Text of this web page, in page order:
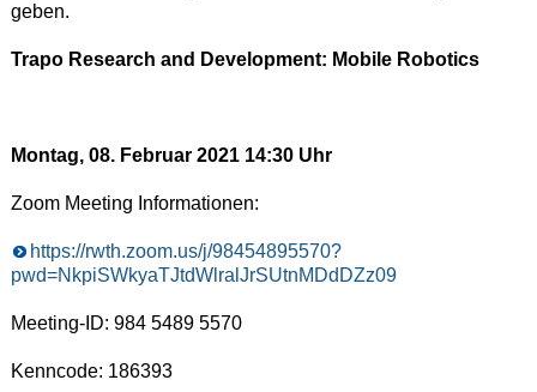
geben.
Trapo Research and Development: Mobile Robotics
Montag, 08. Februar 2021 14:30 Uhr
Zoom Meeting Informationen:
https://rwth.zoom.us/j/98454895570?
pwd=NkpiSWkyaTJtdWlralJrSUtnMDdDZz09
Meeting-ID: 984 5489 5570
Kenncode: 186393